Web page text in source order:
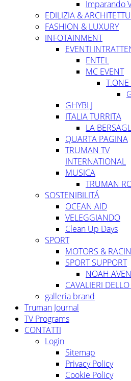
Imparando
EDILIZIA &
FASHION & LUXURY
INFOTAINMENT
EVENTI
ENTEL
MC EVENT
GHYBLJ
ITALIA TURRITA
LA
QUARTA PAGINA
TRUMAN TV
INTERNATIONAL
MUSICA
TRUMAN
SOSTENIBILITÁ
OCEAN AID
VELEGGIANDO
Clean Up Days
SPORT
MOTORS &
SPORT SUPPORT
NOAH
CAVALIERI
galleria brand
Truman Journal
TV Programs
CONTATTI
Login
Sitemap
Privacy Policy
Cookie Policy